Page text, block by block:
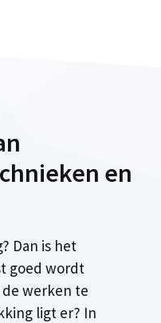
en
Dan is het
goed wordt
de werken te
ligt er? In